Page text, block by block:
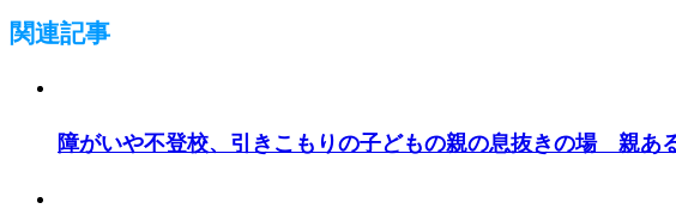
関連記事
障がいや不登校、引きこもりの子どもの親の息抜きの場 親あ